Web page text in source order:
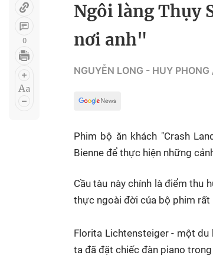
An Sinh
Công nghệ
Không gian văn hóa
Hồ Chí Minh
0
Ngôi làng Thụy
nơi anh"
NGUYỄN LONG - HUY
Phim bộ ăn khách "Crash
Bienne để thực hiện những
Cầu tàu này chính là điểm thu
thực ngoài đời của bộ phim rất
Florita Lichtensteiger - một du
ta đã đặt chiếc đàn piano